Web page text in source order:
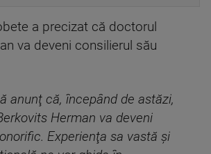
a precizat că doctorul
va deveni consilierul său
anunţ că, începând de astăzi,
Herman va deveni
Experienţa sa vastă şi